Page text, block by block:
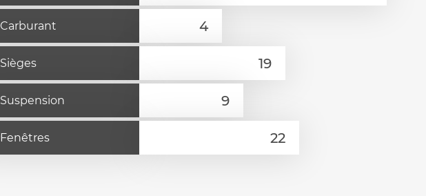
Carburant
Sièges
Suspension
Fenêtres